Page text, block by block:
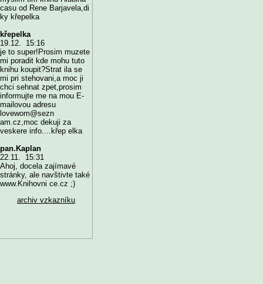
casu od Rene Barjavela,di
ky křepelka
křepelka
19.12. 15:16
je to super!Prosim muzete
mi poradit kde mohu tuto
knihu koupit?Strat ila se
mi pri stehovani,a moc ji
chci sehnat zpet,prosim
informujte me na mou E-
mailovou adresu
lovewom@sezn
am.cz,moc dekuji za
veskere info....křep elka
pan.Kaplan
22.11. 15:31
Ahoj, docela zajímavé
stránky, ale navštivte také
www.Knihovni ce.cz ;)
archiv vzkazníku